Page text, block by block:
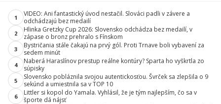
1
VIDEO: Ani fantastický úvod nestačil. Slováci padli v závere a
odchádzajú bez medailí
2
Hlinka Gretzky Cup 2026: Slovensko odchádza bez medailí, v
zápase o bronz prehralo s Fínskom
3
Bystričania stále čakajú na prvý gól. Proti Trnave boli vybavení za
sedem minút
4
Naberá Haraslínov prestup reálne kontúry? Sparta ho vyškrtla zo
súpisky
5
Slovensko pobláznila svojou autentickosťou. Švrček sa zlepšila o 9
sekúnd a umiestnila sa v TOP 10
6
Littler si kopol do Yamala. Vyhlásil, že je tým najlepším, čo sa v
športe dá nájsť